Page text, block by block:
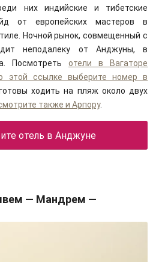
них индийские и тибетские
от европейских мастеров в
Ночной рынок, совмещенный с
неподалеку от Анджуны, в
Посмотретьотели в Вагаторе
этой ссылке выберите номер в
ходить на пляж около двух
также и Арпору.
отель в Анджуне
— Мандрем —